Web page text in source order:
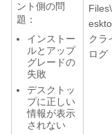
ント側の問
題：
インストー
ルとアップ
グレードの
失敗
デスクトッ
プに正しい
情報が表示
されない
クラ
ログ